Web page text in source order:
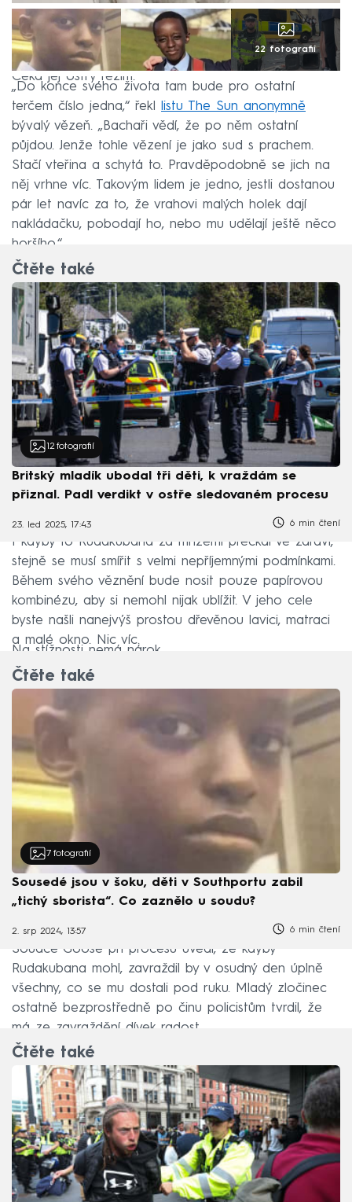
22 fotografií
Čeká jej ostrý režim.
„Do konce svého života tam bude pro ostatní
terčem číslo jedna,“ řekl
listu The Sun anonymně
bývalý vězeň. „Bachaři vědí, že po něm ostatní
půjdou. Jenže tohle vězení je jako sud s prachem.
Stačí vteřina a schytá to. Pravděpodobně se jich na
něj vrhne víc. Takovým lidem je jedno, jestli dostanou
pár let navíc za to, že vrahovi malých holek dají
nakládačku, pobodají ho, nebo mu udělají ještě něco
horšího.“
Čtěte také
12 fotografií
Britský mladík ubodal tři děti, k vraždám se
přiznal. Padl verdikt v ostře sledovaném procesu
23. led 2025, 17:43 6 min čtení
I kdyby to Rudakubana za mřížemi přečkal ve zdraví,
stejně se musí smířit s velmi nepříjemnými podmínkami.
Během svého věznění bude nosit pouze papírovou
kombinézu, aby si nemohl nijak ublížit. V jeho cele
byste našli nanejvýš prostou dřevěnou lavici, matraci
a malé okno. Nic víc.
Na stížnosti nemá nárok.
Čtěte také
7 fotografií
Sousedé jsou v šoku, děti v Southportu zabil
„tichý sborista“. Co zaznělo u soudu?
2. srp 2024, 13:57 6 min čtení
Soudce Goose při procesu uvedl, že kdyby
Rudakubana mohl, zavraždil by v osudný den úplně
všechny, co se mu dostali pod ruku. Mladý zločinec
ostatně bezprostředně po činu policistům tvrdil, že
má ze zavraždění dívek radost.
Čtěte také